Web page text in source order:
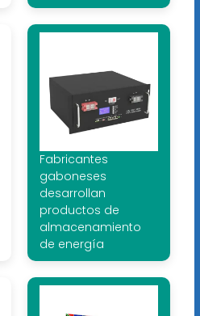
Fabricantes
gaboneses
desarrollan
productos de
almacenamiento
de energía